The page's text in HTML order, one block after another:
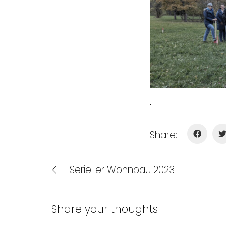
.
Share:
Serieller Wohnbau 2023
Share your thoughts